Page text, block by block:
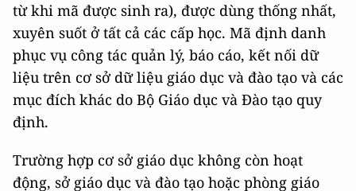
từ khi mã được sinh ra), được dùng thống nhất,
xuyên suốt ở tất cả các cấp học. Mã định danh
phục vụ công tác quản lý, báo cáo, kết nối dữ
liệu trên cơ sở dữ liệu giáo dục và đào tạo và các
mục đích khác do Bộ Giáo dục và Đào tạo quy
định.
Trường hợp cơ sở giáo dục không còn hoạt
động, sở giáo dục và đào tạo hoặc phòng giáo